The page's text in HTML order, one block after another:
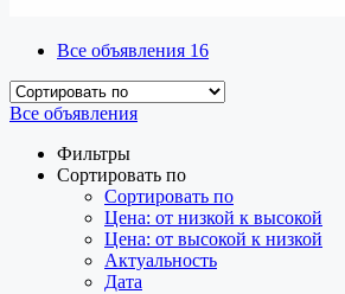
Все объявления 16
Все объявления
Фильтры
Сортировать по
Сортировать по
Цена: от низкой к высокой
Цена: от высокой к низкой
Актуальность
Дата